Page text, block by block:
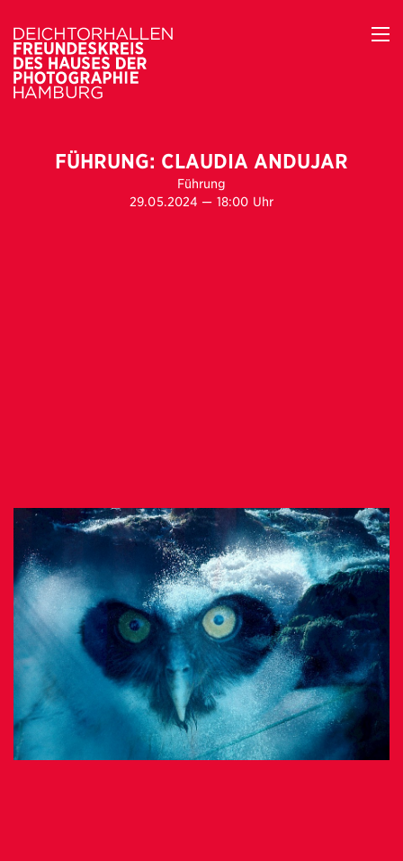
FÜHRUNG: CLAUDIA ANDUJAR
Führung
29.05.2024 — 18:00 Uhr